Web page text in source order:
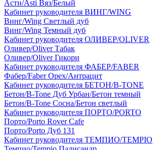
Асти/Asti Вяз/Белый
Кабинет руководителя ВИНГ/WING
Винг/Wing Светлый дуб
Винг/Wing Темный дуб
Кабинет руководителя ОЛИВЕР/OLIVER
Оливер/Oliver Табак
Оливер/Oliver Гикори
Кабинет руководителя ФАБЕР/FABER
Фабер/Faber Орех/Антрацит
Кабинет руководителя БЕТОН/B-TONE
Бетон/B-Tone Дуб Урбан/Бетон темный
Бетон/B-Tone Сосна/Бетон светлый
Кабинет руководителя ПОРТО/PORTO
Порто/Porto Rover Cafe
Порто/Porto Дуб 131
Кабинет руководителя ТЕМПИО/TEMPIO